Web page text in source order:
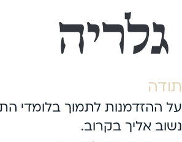
גלריה
תודה
על ההזדמנות לתמוך בלומדי
נשוב אליך בקרוב.